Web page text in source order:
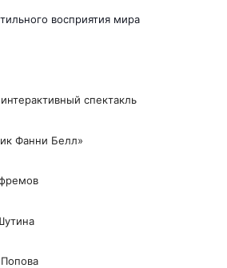
восприятия мира
спектакль
Фанни Белл»